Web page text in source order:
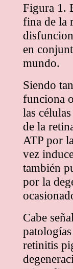
Figura 1.
fina de la
en
mundo.
Siendo
funciona
las
de la
ATP por
vez
también
por la
Cabe
retinitis